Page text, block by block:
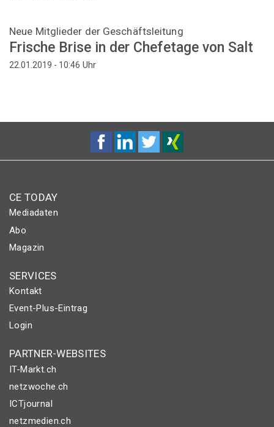
Neue Mitglieder der Geschäftsleitung
Frische Brise in der Chefetage von Salt
22.01.2019 - 10:46 Uhr
CE TODAY
Mediadaten
Abo
Magazin
SERVICES
Kontakt
Event-Plus-Eintrag
Login
PARTNER-WEBSITES
IT-Markt.ch
netzwoche.ch
ICTjournal
netzmedien.ch